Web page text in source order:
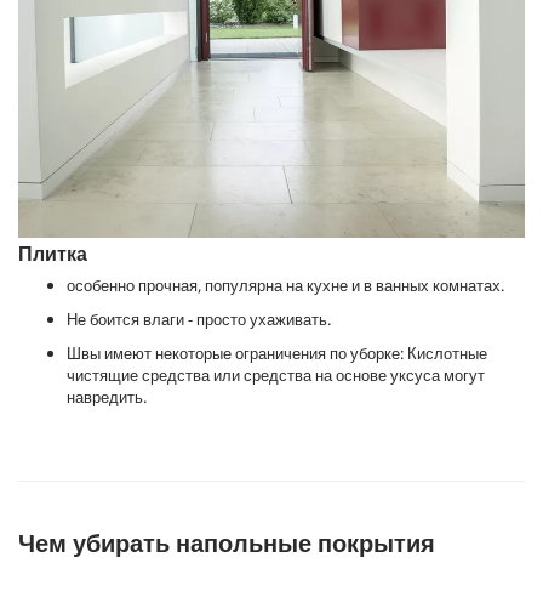
Плитка
особенно прочная, популярна на кухне и в ванных комнатах.
Не боится влаги - просто ухаживать.
Швы имеют некоторые ограничения по уборке: Кислотные
чистящие средства или средства на основе уксуса могут
навредить.
Чем убирать напольные покрытия